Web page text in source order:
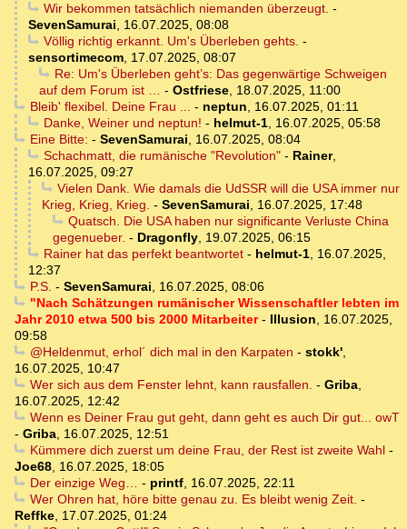
Wir bekommen tatsächlich niemanden überzeugt. -
SevenSamurai, 16.07.2025, 08:08
Völlig richtig erkannt. Um's Überleben gehts. -
sensortimecom, 17.07.2025, 08:07
Re: Um's Überleben geht’s: Das gegenwärtige Schweigen
auf dem Forum ist … - Ostfriese, 18.07.2025, 11:00
Bleib' flexibel. Deine Frau ... - neptun, 16.07.2025, 01:11
Danke, Weiner und neptun! - helmut-1, 16.07.2025, 05:58
Eine Bitte: - SevenSamurai, 16.07.2025, 08:04
Schachmatt, die rumänische "Revolution"- Rainer,
16.07.2025, 09:27
Vielen Dank. Wie damals die UdSSR will die USA immer nur
Krieg, Krieg, Krieg. - SevenSamurai, 16.07.2025, 17:48
Quatsch. Die USA haben nur significante Verluste China
gegenueber. - Dragonfly, 19.07.2025, 06:15
Rainer hat das perfekt beantwortet- helmut-1, 16.07.2025,
12:37
P.S. - SevenSamurai, 16.07.2025, 08:06
"Nach Schätzungen rumänischer Wissenschaftler lebten im
Jahr 2010 etwa 500 bis 2000 Mitarbeiter- Illusion, 16.07.2025,
09:58
@Heldenmut, erhol´ dich mal in den Karpaten - stokk',
16.07.2025, 10:47
Wer sich aus dem Fenster lehnt, kann rausfallen. - Griba,
16.07.2025, 12:42
Wenn es Deiner Frau gut geht, dann geht es auch Dir gut... owT
- Griba, 16.07.2025, 12:51
Kümmere dich zuerst um deine Frau, der Rest ist zweite Wahl-
Joe68, 16.07.2025, 18:05
Der einzige Weg… - printf, 16.07.2025, 22:11
Wer Ohren hat, höre bitte genau zu. Es bleibt wenig Zeit. -
Reffke, 17.07.2025, 01:24